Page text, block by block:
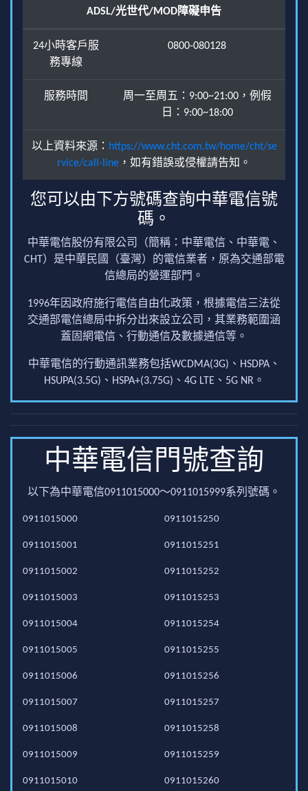
ADSL/光世代/MOD障礙申告
24小時客戶服
務專線
0800-080128
服務時間
周一至周五：9:00~21:00，例假
日：9:00~18:00
以上資料來源： https://www.cht.com.tw/home/cht/se
rvice/call-line ，如有錯誤或侵權請告知。
您可以由下方號碼查詢中華電信號
碼。
中華電信股份有限公司（簡稱：中華電信、中華電、
CHT）是中華民國（臺灣）的電信業者，原為交通部電
信總局的營運部門。
1996年因政府施行電信自由化政策，根據電信三法從
交通部電信總局中拆分出來設立公司，其業務範圍涵
蓋固網電信、行動通信及數據通信等。
中華電信的行動通訊業務包括WCDMA(3G)、HSDPA、
HSUPA(3.5G)、HSPA+(3.75G)、4G LTE、5G NR。
中華電信門號查詢
以下為中華電信0911015000～0911015999系列號碼。
0911015000
0911015001
0911015002
0911015003
0911015004
0911015005
0911015006
0911015007
0911015008
0911015009
0911015010
0911015250
0911015251
0911015252
0911015253
0911015254
0911015255
0911015256
0911015257
0911015258
0911015259
0911015260